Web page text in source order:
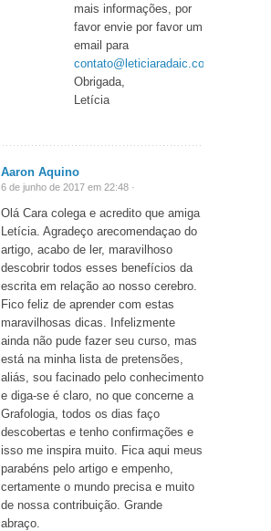
mais informações, por
favor envie por favor um
email para
contato@leticiaradaic.com.br
Obrigada,
Letícia
Aaron Aquino
6 de junho de 2017 em 22:48 ·
Olá Cara colega e acredito que amiga
Letícia. Agradeço arecomendaçao do
artigo, acabo de ler, maravilhoso
descobrir todos esses benefícios da
escrita em relação ao nosso cerebro.
Fico feliz de aprender com estas
maravilhosas dicas. Infelizmente
ainda não pude fazer seu curso, mas
está na minha lista de pretensões,
aliás, sou facinado pelo conhecimento
e diga-se é claro, no que concerne a
Grafologia, todos os dias faço
descobertas e tenho confirmações e
isso me inspira muito. Fica aqui meus
parabéns pelo artigo e empenho,
certamente o mundo precisa e muito
de nossa contribuição. Grande
abraço.